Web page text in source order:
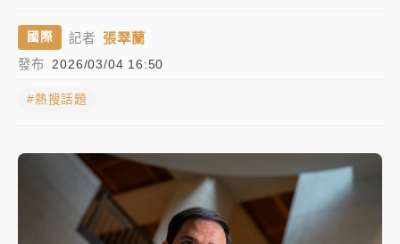
父親節泡湯了！中颱白海豚雨彈轟3天 「紅到發紫」降
雨熱區曝
女律師陳昱瑄詐慈濟10億！黃金158kg遭查扣畫面曝光
旅局回應了
中信慈善基金會想增加董事人數！辜仲諒向法院聲請遭
駁 理由曝光
國際 記者 張翠蘭
發布 2026/03/04 16:50
#熱搜話題